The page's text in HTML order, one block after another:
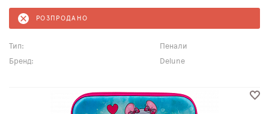
РОЗПРОДАНО
Тип:
Пенали
Бренд:
Delune